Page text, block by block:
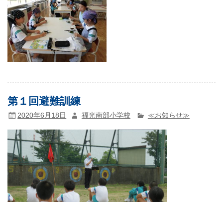
第１回避難訓練
2020年6月18日 福光南部小学校 ≪お知らせ≫